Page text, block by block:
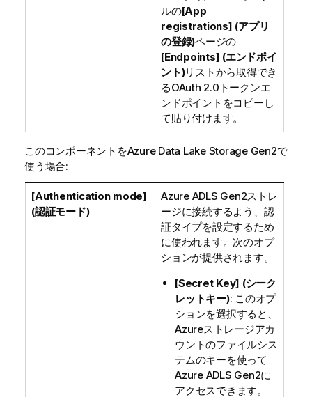
ルの[App
registrations] (アプリ
の登録)ページの
[Endpoints] (エンドポイ
ント)リストから取得でき
るOAuth 2.0トークンエ
ンドポイントをコピーし
て貼り付けます。
このコンポーネントをAzure Data Lake Storage Gen2で
使う場合:
[Authentication mode]
(認証モード)
Azure ADLS Gen2ストレ
ージに接続するよう、認
証タイプを設定するため
に使われます。次のオプ
ションが提供されます。
[Secret Key] (シーク
レットキー): このオプ
ションを選択すると、
Azureストレージアカ
ウントのファイルシス
テムのキーを使って
Azure ADLS Gen2に
アクセスできます。